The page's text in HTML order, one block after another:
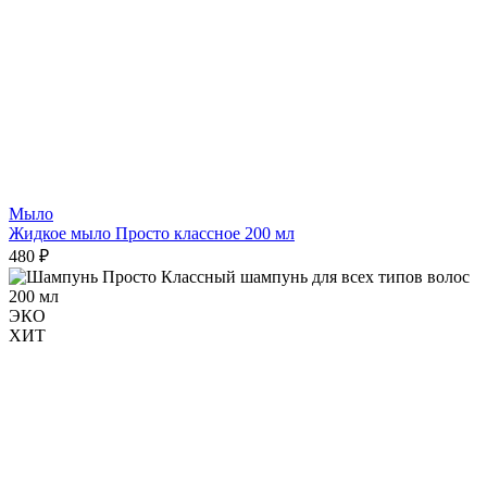
Мыло
Жидкое мыло Просто классное 200 мл
480 ₽
ЭКО
ХИТ